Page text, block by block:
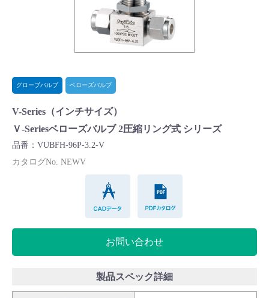
製品カタログダウンロード
よくあるご質問(FAQ)・用語集
Cv値・流量計算ツール
製品動画一覧
バルブと継手のきほん
説明会・講習会
グローブバルブ ベローズバルブ
V-Series（インチサイズ）
Ｖ-Seriesベローズバルブ 2圧縮リング式 シリーズ
品番：VUBFH-96P-3.2-V
カタログNo. NEWV
お問い合わせ
製品スペック詳細